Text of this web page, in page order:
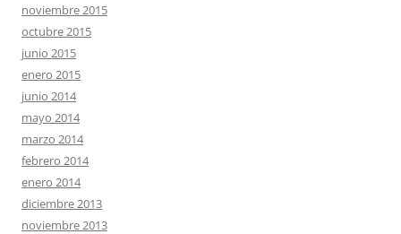
noviembre 2015
octubre 2015
junio 2015
enero 2015
junio 2014
mayo 2014
marzo 2014
febrero 2014
enero 2014
diciembre 2013
noviembre 2013